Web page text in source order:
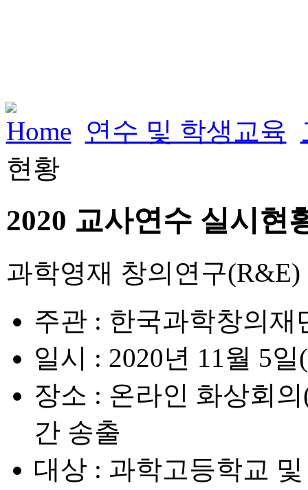
Home 연수 및 학생교육
현황
2020 교사연수 실시현
과학영재 창의연구
주관 : 한국과학창의재
일시 : 2020년 11월 5
장소 : 온라인 화상회
간 송출
대상 : 과학고등학교